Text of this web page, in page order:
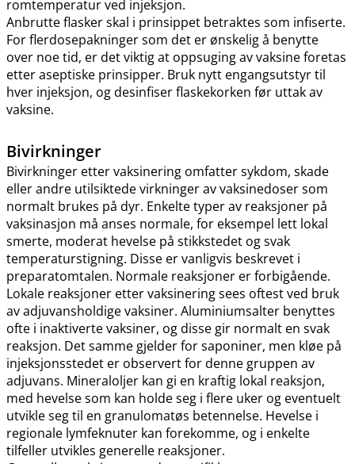
romtemperatur ved injeksjon.
Anbrutte flasker skal i prinsippet betraktes som infiserte.
For flerdosepakninger som det er ønskelig å benytte
over noe tid, er det viktig at oppsuging av vaksine foretas
etter aseptiske prinsipper. Bruk nytt engangsutstyr til
hver injeksjon, og desinfiser flaskekorken før uttak av
vaksine.
Bivirkninger
Bivirkninger etter vaksinering omfatter sykdom, skade
eller andre utilsiktede virkninger av vaksinedoser som
normalt brukes på dyr. Enkelte typer av reaksjoner på
vaksinasjon må anses normale, for eksempel lett lokal
smerte, moderat hevelse på stikkstedet og svak
temperaturstigning. Disse er vanligvis beskrevet i
preparatomtalen. Normale reaksjoner er forbigående.
Lokale reaksjoner etter vaksinering sees oftest ved bruk
av adjuvansholdige vaksiner. Aluminiumsalter benyttes
ofte i inaktiverte vaksiner, og disse gir normalt en svak
reaksjon. Det samme gjelder for saponiner, men kløe på
injeksjonsstedet er observert for denne gruppen av
adjuvans. Mineraloljer kan gi en kraftig lokal reaksjon,
med hevelse som kan holde seg i flere uker og eventuelt
utvikle seg til en granulomatøs betennelse. Hevelse i
regionale lymfeknuter kan forekomme, og i enkelte
tilfeller utvikles generelle reaksjoner.